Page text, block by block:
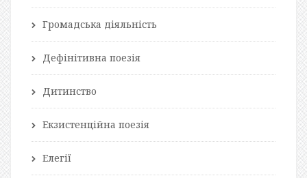
Громадська діяльність
Дефінітивна поезія
Дитинство
Екзистенційна поезія
Елегії